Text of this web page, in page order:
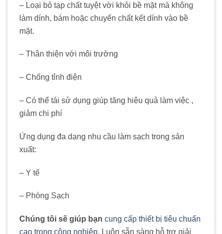
– Loại bỏ tạp chất tuyệt vời khỏi bề mặt mà không
làm dính, bám hoặc chuyển chất kết dính vào bề
mặt.
– Thân thiện với môi trường
– Chống tỉnh điện
– Có thể tái sử dụng giúp tăng hiệu quả làm việc ,
giảm chi phí
Ứng dụng đa dạng nhu cầu làm sạch trong sản
xuất:
– Y tế
– Phòng Sạch
Chúng tôi sẽ giúp bạn cung cấp thiết bị tiêu chuẩn
cao trong công nghiệp. Luôn sẵn sàng hỗ trợ giải